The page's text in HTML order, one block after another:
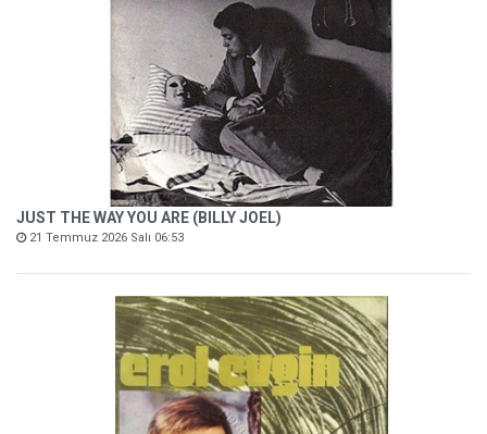
JUST THE WAY YOU ARE (BILLY JOEL)
21 Temmuz 2026 Salı 06:53